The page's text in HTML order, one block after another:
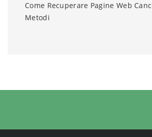
Come Recuperare Pagine Web
Metodi